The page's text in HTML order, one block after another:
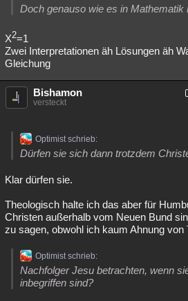
Doch genauso wie es in Mathematik
X2=1
Zwei Interpretationen äh Lösungen äh
Gleichung
Bishamon
versteckt
Optimist schrieb:
Dürfen sie sich dann trotzdem
Klar dürfen sie.
Theologisch halte ich das aber für
Christen außerhalb vom Neuen Bund
zu sagen, obwohl ich kaum Ahnung von
Optimist schrieb:
Nachfolger Jesu betrachten, wenn
inbegriffen sind?